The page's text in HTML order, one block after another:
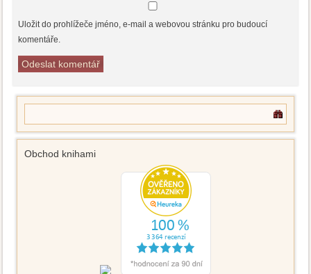
Uložit do prohlížeče jméno, e-mail a webovou stránku pro budoucí
komentáře.
Obchod knihami